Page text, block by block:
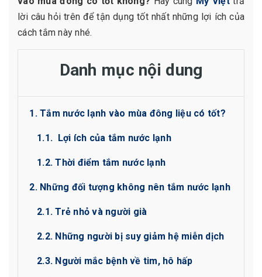
lời câu hỏi trên để tận dụng tốt nhất những lợi ích của
cách tắm này nhé.
Danh mục nội dung
1. Tắm nước lạnh vào mùa đông liệu có tốt?
1.1. Lợi ích của tắm nước lạnh
1.2. Thời điểm tắm nước lạnh
2. Những đối tượng không nên tắm nước lạnh
2.1. Trẻ nhỏ và người già
2.2. Những người bị suy giảm hệ miễn dịch
2.3. Người mắc bệnh về tim, hô hấp